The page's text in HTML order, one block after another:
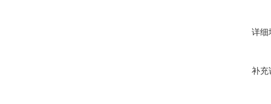
详细
补充